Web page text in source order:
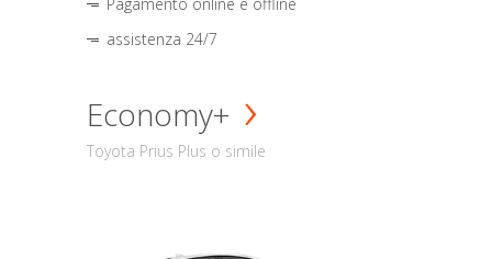
assistenza 24/7
Economy+
Toyota Prius Plus o simile